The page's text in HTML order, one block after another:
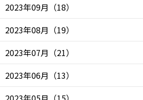
2023年09月 （18）
2023年08月 （19）
2023年07月 （21）
2023年06月 （13）